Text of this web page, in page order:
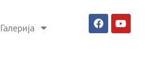
Галерија